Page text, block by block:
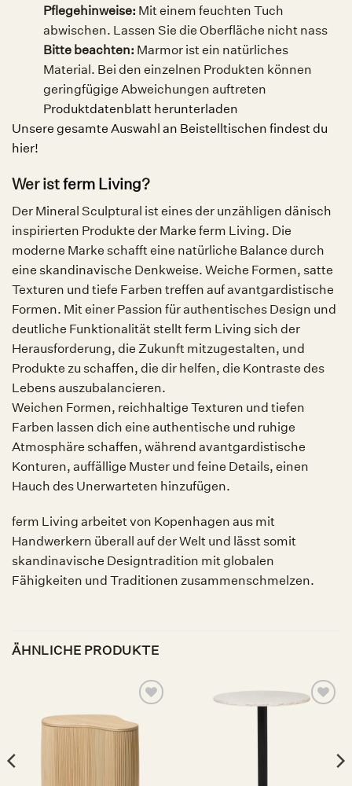
Pflegehinweise: Mit einem feuchten Tuch
abwischen. Lassen Sie die Oberfläche nicht nass
Bitte beachten: Marmor ist ein natürliches
Material. Bei den einzelnen Produkten können
geringfügige Abweichungen auftreten
Produktdatenblatt herunterladen
Unsere gesamte Auswahl an Beistelltischen findest du
hier!
Wer istferm Living?
Der Mineral Sculptural ist eines der unzähligen dänisch
inspirierten Produkte der Marke ferm Living. Die
moderne Marke schafft eine natürliche Balance durch
eine skandinavische Denkweise. Weiche Formen, satte
Texturen und tiefe Farben treffen auf avantgardistische
Formen. Mit einer Passion für authentisches Design und
deutliche Funktionalität stellt ferm Living sich der
Herausforderung, die Zukunft mitzugestalten, und
Produkte zu schaffen, die dir helfen, die Kontraste des
Lebens auszubalancieren.
Weichen Formen, reichhaltige Texturen und tiefen
Farben lassen dich eine authentische und ruhige
Atmosphäre schaffen, während avantgardistische
Konturen, auffällige Muster und feine Details, einen
Hauch des Unerwarteten hinzufügen.
ferm Living arbeitet von Kopenhagen aus mit
Handwerkern überall auf der Welt und lässt somit
skandinavische Designtradition mit globalen
Fähigkeiten und Traditionen zusammenschmelzen.
ÄHNLICHE PRODUKTE
Auf die
Wunschliste